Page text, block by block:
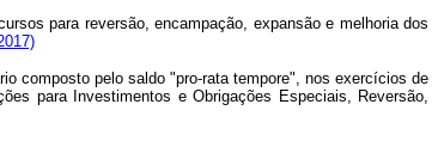
para reversão, encampação, expansão e melhoria dos
composto pelo saldo "pro-rata tempore", nos exercícios de
para Investimentos e Obrigações Especiais, Reversão,